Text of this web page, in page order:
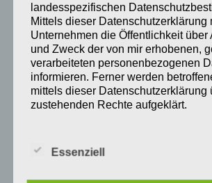
landesspezifischen
Mittels dieser Datenschutzerklärung
Unternehmen die Öffentlichkeit über
und Zweck der von mir erhobenen,
verarbeiteten personenbezogenen
informieren. Ferner werden
mittels dieser Datenschutzerklärung
zustehenden Rechte aufgeklärt.
zahlreiche technische und
Maßnahmen umgesetzt, um einen
Essenziell